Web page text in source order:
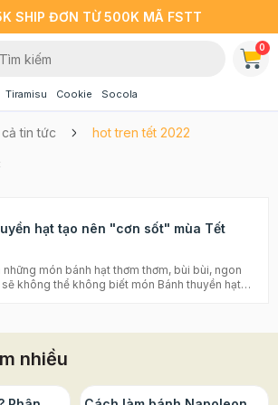
SHIP ĐƠN TỪ 500K MÃ FSTT
Tiramisu Cookie Socola
0
tin tức hot tren tết 2022
hạt tạo nên "cơn sốt" mùa Tết
những món bánh hạt thơm thơm, bùi bùi, ngon
không thể không biết món Bánh thuyền hạt
bánh hot trend này nhé! >>> Xem thêm:
thức làm bánh biscotti đổi vị thơm ngon
cách làm cực ngon và đơn giản với nồi chiên
ăn kiêng - ăn hoài không sợ béo Bánh
nhiều